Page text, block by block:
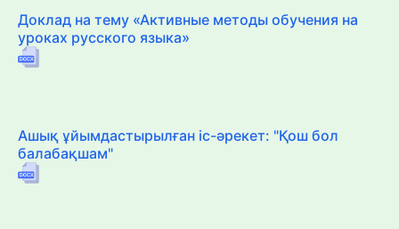
Доклад на тему «Активные методы обучения на
уроках русского языка»
Ашық ұйымдастырылған іс-әрекет: "Қош бол
балабақшам"